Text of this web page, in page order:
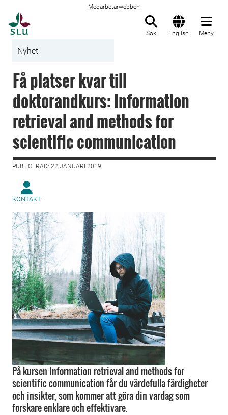
Medarbetarwebben
Sök English Meny
Nyhet
Få platser kvar till
doktorandkurs: Information
retrieval and methods for
scientific communication
PUBLICERAD: 22 JANUARI 2019
KONTAKT
På kursen Information retrieval and methods for
scientific communication får du värdefulla färdigheter
och insikter, som kommer att göra din vardag som
forskare enklare och effektivare.